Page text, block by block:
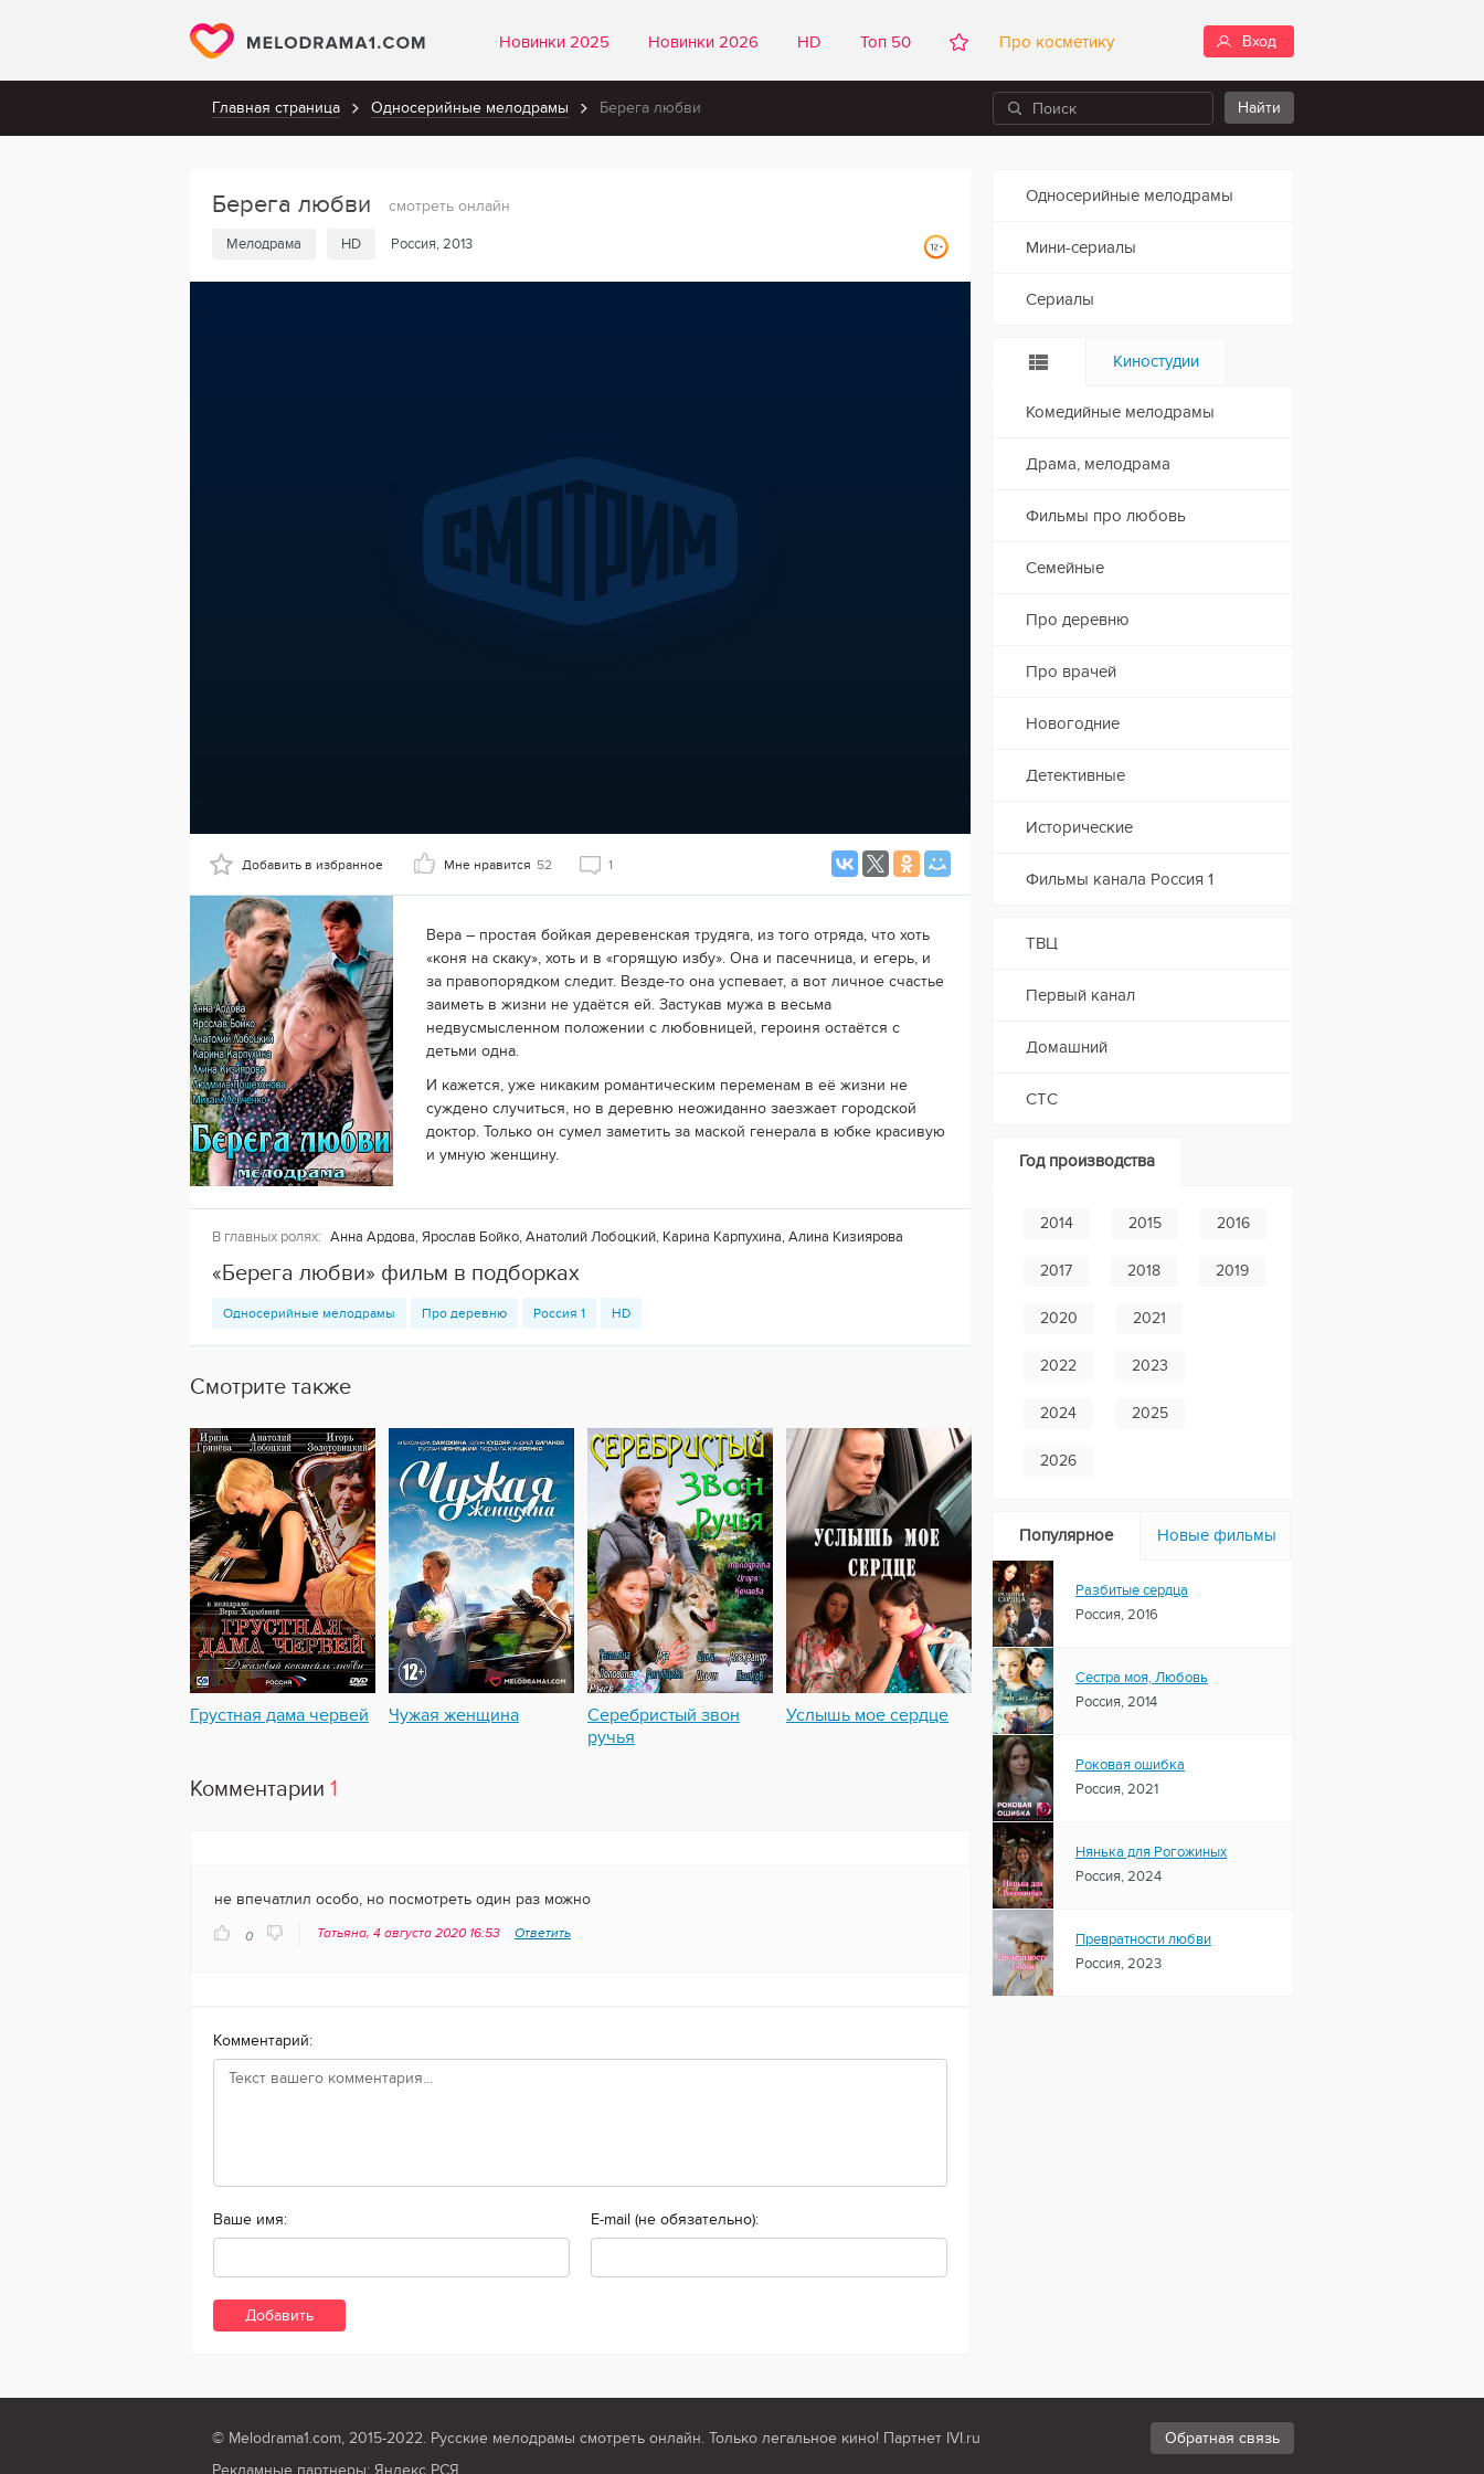
Новинки 2025 Новинки 2026 HD Топ 50 Про косметику Вход
Главная страница Односерийные мелодрамы Берега любви
Берега любви смотреть онлайн
Мелодрама HD Россия, 2013
Добавить в избранное Мне нравится 52 1
Вера – простая бойкая деревенская трудяга, из того отряда, что хоть
«коня на скаку», хоть и в «горящую избу». Она и пасечница, и егерь, и
за правопорядком следит. Везде-то она успевает, а вот личное счастье
заиметь в жизни не удаётся ей. Застукав мужа в весьма
недвусмысленном положении с любовницей, героиня остаётся с
детьми одна.
И кажется, уже никаким романтическим переменам в её жизни не
суждено случиться, но в деревню неожиданно заезжает городской
доктор. Только он сумел заметить за маской генерала в юбке красивую
и умную женщину.
В главных ролях: Анна Ардова, Ярослав Бойко, Анатолий Лобоцкий, Карина Карпухина, Алина Кизиярова
«Берега любви» фильм в подборках
Односерийные мелодрамы Про деревню Россия 1 HD
Смотрите также
Грустная дама червей Чужая женщина
Серебристый звон
ручья
Услышь мое сердце
Комментарии 1
не впечатлил особо, но посмотреть один раз можно
0 Татьяна, 4 августа 2020 16:53 Ответить
Комментарий:
Ваше имя: E-mail (не обязательно):
Односерийные мелодрамы
Мини-сериалы
Сериалы
Киностудии
Комедийные мелодрамы
Драма, мелодрама
Фильмы про любовь
Семейные
Про деревню
Про врачей
Новогодние
Детективные
Исторические
Фильмы канала Россия 1
ТВЦ
Первый канал
Домашний
СТС
Год производства
2014 2015 2016
2017 2018 2019
2020 2021
2022 2023
2024 2025
2026
Популярное Новые фильмы
Разбитые сердца
Россия, 2016
Сестра моя, Любовь
Россия, 2014
Роковая ошибка
Россия, 2021
Нянька для Рогожиных
Россия, 2024
Превратности любви
Россия, 2023
© Melodrama1.com, 2015-2022. Русские мелодрамы смотреть онлайн. Только легальное кино! Партнет IVI.ru
Рекламные партнеры: Яндекс РСЯ
Обратная связь